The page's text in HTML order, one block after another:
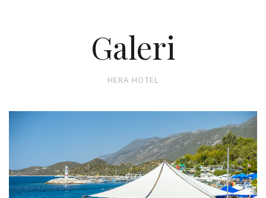
Galeri
HERA HOTEL